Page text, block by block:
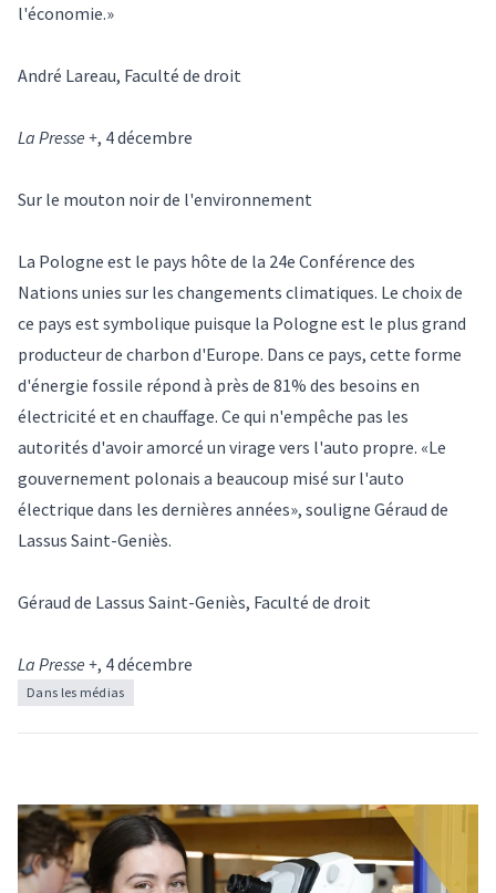
l'économie.»
André Lareau, Faculté de droit
La Presse +, 4 décembre
Sur le mouton noir de l'environnement
La Pologne est le pays hôte de la 24e Conférence des
Nations unies sur les changements climatiques. Le choix de
ce pays est symbolique puisque la Pologne est le plus grand
producteur de charbon d'Europe. Dans ce pays, cette forme
d'énergie fossile répond à près de 81% des besoins en
électricité et en chauffage. Ce qui n'empêche pas les
autorités d'avoir amorcé un virage vers l'auto propre. «Le
gouvernement polonais a beaucoup misé sur l'auto
électrique dans les dernières années», souligne Géraud de
Lassus Saint-Geniès.
Géraud de Lassus Saint-Geniès, Faculté de droit
La Presse +, 4 décembre
Dans les médias